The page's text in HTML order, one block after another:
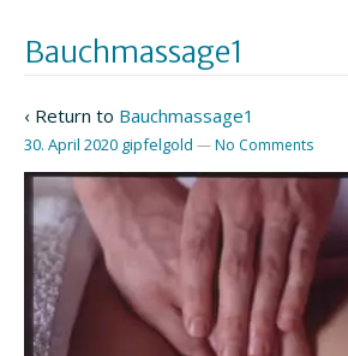
Bauchmassage1
‹ Return to Bauchmassage1
30. April 2020 gipfelgold —No Comments